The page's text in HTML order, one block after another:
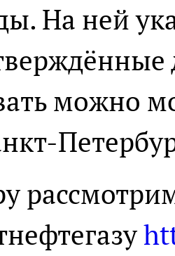
На ней
можно